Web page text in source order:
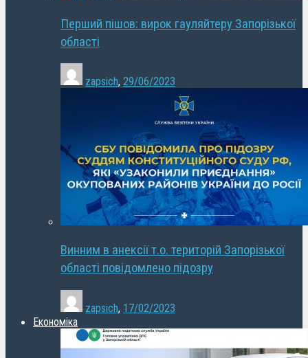
Перший пішов: вирок гауляйтеру Запорізької
області
zapsich, 29/06/2023
Винним в анексії т.о. територій Запорізької
області повідомлено підозру
zapsich, 17/02/2023
Економіка